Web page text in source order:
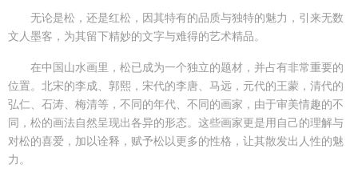
无论是松，还是红松，因其特有的品质与独特的魅力，引来无数
文人墨客，为其留下精妙的文字与难得的艺术精品。
在中国山水画里，松已成为一个独立的题材，并占有非常重要的
位置。北宋的李成、郭熙，宋代的李唐、马远，元代的王蒙，清代的
弘仁、石涛、梅清等，不同的年代、不同的画家，由于审美情趣的不
同，松的画法自然呈现出各异的形态。这些画家更是用自己的理解与
对松的喜爱，加以诠释，赋予松以更多的性格，让其散发出人性的魅
力。